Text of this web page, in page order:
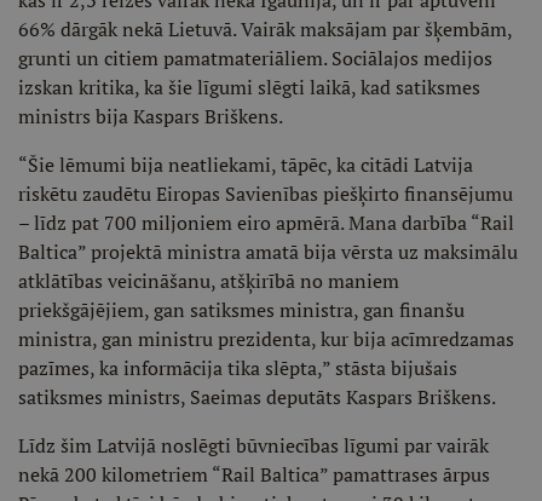
66% dārgāk nekā Lietuvā. Vairāk maksājam par šķembām,
grunti un citiem pamatmateriāliem. Sociālajos medijos
izskan kritika, ka šie līgumi slēgti laikā, kad satiksmes
ministrs bija Kaspars Briškens.
“Šie lēmumi bija neatliekami, tāpēc, ka citādi Latvija
riskētu zaudētu Eiropas Savienības piešķirto finansējumu
– līdz pat 700 miljoniem eiro apmērā. Mana darbība “Rail
Baltica” projektā ministra amatā bija vērsta uz maksimālu
atklātības veicināšanu, atšķirībā no maniem
priekšgājējiem, gan satiksmes ministra, gan finanšu
ministra, gan ministru prezidenta, kur bija acīmredzamas
pazīmes, ka informācija tika slēpta,” stāsta bijušais
satiksmes ministrs, Saeimas deputāts Kaspars Briškens.
Līdz šim Latvijā noslēgti būvniecības līgumi par vairāk
nekā 200 kilometriem “Rail Baltica” pamattrases ārpus